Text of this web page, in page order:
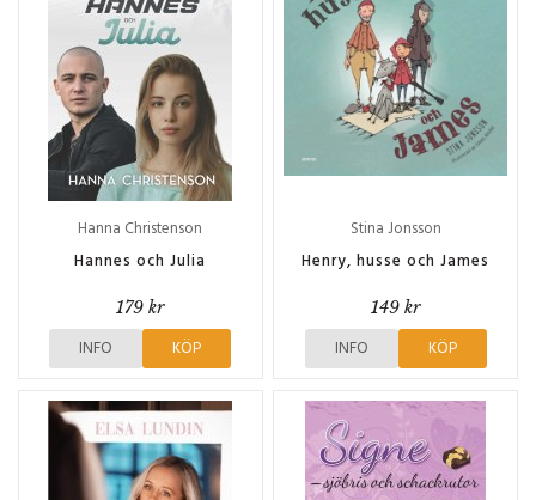
Hanna Christenson
Hannes och Julia
179 kr
INFO KÖP
Stina Jonsson
Henry, husse och James
149 kr
INFO KÖP